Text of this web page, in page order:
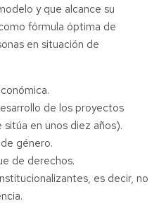
y que alcance su
fórmula óptima de
en situación de
de los proyectos
en unos diez años).
género.
de derechos.
es decir, no